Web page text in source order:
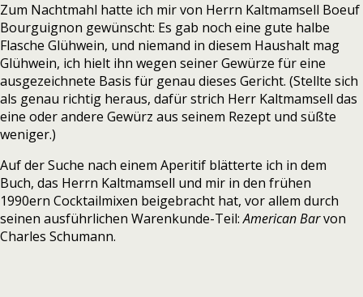
Zum Nachtmahl hatte ich mir von Herrn Kaltmamsell Boeuf
Bourguignon gewünscht: Es gab noch eine gute halbe
Flasche Glühwein, und niemand in diesem Haushalt mag
Glühwein, ich hielt ihn wegen seiner Gewürze für eine
ausgezeichnete Basis für genau dieses Gericht. (Stellte sich
als genau richtig heraus, dafür strich Herr Kaltmamsell das
eine oder andere Gewürz aus seinem Rezept und süßte
weniger.)
Auf der Suche nach einem Aperitif blätterte ich in dem
Buch, das Herrn Kaltmamsell und mir in den frühen
1990ern Cocktailmixen beigebracht hat, vor allem durch
seinen ausführlichen Warenkunde-Teil:American Barvon
Charles Schumann.